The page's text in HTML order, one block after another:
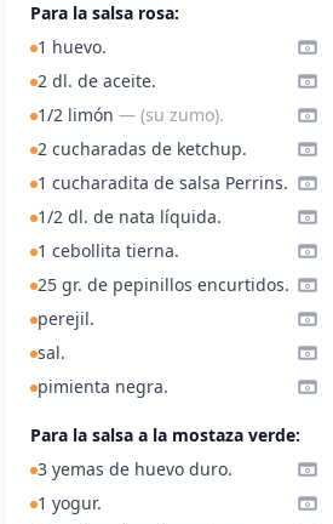
Para la salsa rosa:
1 huevo.
2 dl. de aceite.
1/2 limón — (su zumo).
2 cucharadas de ketchup.
1 cucharadita de salsa Perrins.
1/2 dl. de nata líquida.
1 cebollita tierna.
25 gr. de pepinillos encurtidos.
perejil.
sal.
pimienta negra.
Para la salsa a la mostaza verde:
3 yemas de huevo duro.
1 yogur.